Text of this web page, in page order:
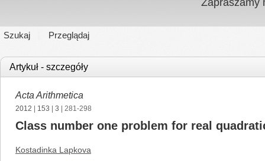
Zapraszamy
Szukaj Przeglądaj
Artykuł - szczegóły
Acta Arithmetica
2012 153 3 | 281-298
Class number one problem for real
Kostadinka Lapkova